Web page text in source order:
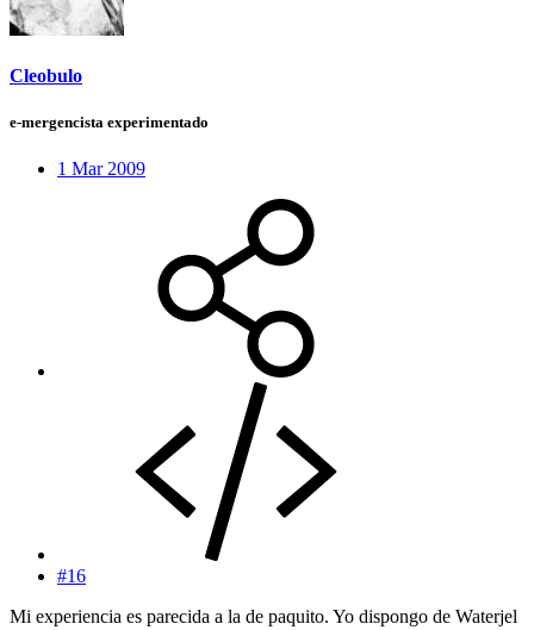
Cleobulo
e-mergencista experimentado
1 Mar 2009
#16
Mi experiencia es parecida a la de paquito. Yo dispongo de Waterjel